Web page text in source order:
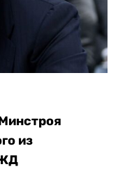
из